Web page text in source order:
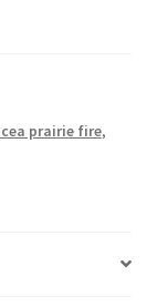
prairie fire,